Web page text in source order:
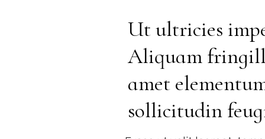
Ut ultricies
Aliquam
amet
sollicitudin